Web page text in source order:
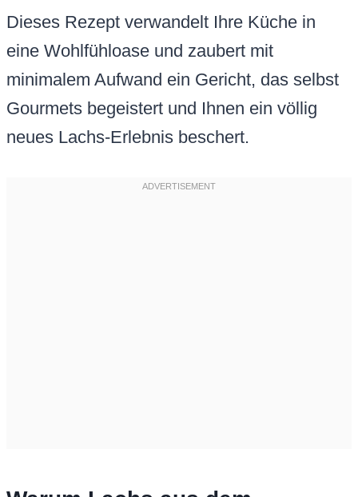
Dieses Rezept verwandelt Ihre Küche in
eine Wohlfühloase und zaubert mit
minimalem Aufwand ein Gericht, das selbst
Gourmets begeistert und Ihnen ein völlig
neues Lachs-Erlebnis beschert.